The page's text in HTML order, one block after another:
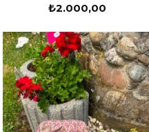
₺2.000,00